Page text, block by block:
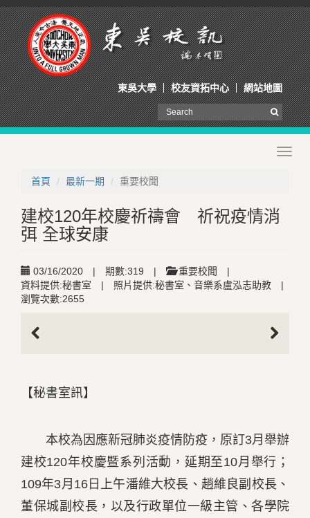
東吳大學 校友資拓中心 網站地圖
首頁
最新一期 重要校聞
建校120年校慶祈禱會 祈祝疫情消
弭 全球安康
03/16/2020 | 期數:319 | 重要校聞
|
資料提供:秘書室
| 照片提供:秘書室、音樂系盧泓志助教
|
瀏覽次數:2655
【秘書室訊】
本校為因應新冠肺炎疫情防疫，原訂3月舉辦
建校120年校慶暨系列活動，延期至10月舉行；
109年3月16日上午潘維大校長、趙維良副校長、
董保城副校長，以及行政單位一級主管、各學院